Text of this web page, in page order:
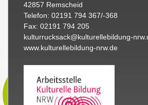
42857 Remscheid
Telefon: 02191 794 367/-368
Fax: 02191 794 205
kulturrucksack@kulturellebildung-
www.kulturellebildung-nrw.de